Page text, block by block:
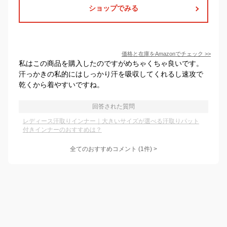
ショップでみる
価格と在庫をAmazonでチェック >>
私はこの商品を購入したのですがめちゃくちゃ良いです。
汗っかきの私的にはしっかり汗を吸収してくれるし速攻で
乾くから着やすいですね。
回答された質問
レディース汗取りインナー｜大きいサイズが選べる汗取りパット
付きインナーのおすすめは？
全てのおすすめコメント (1件) >